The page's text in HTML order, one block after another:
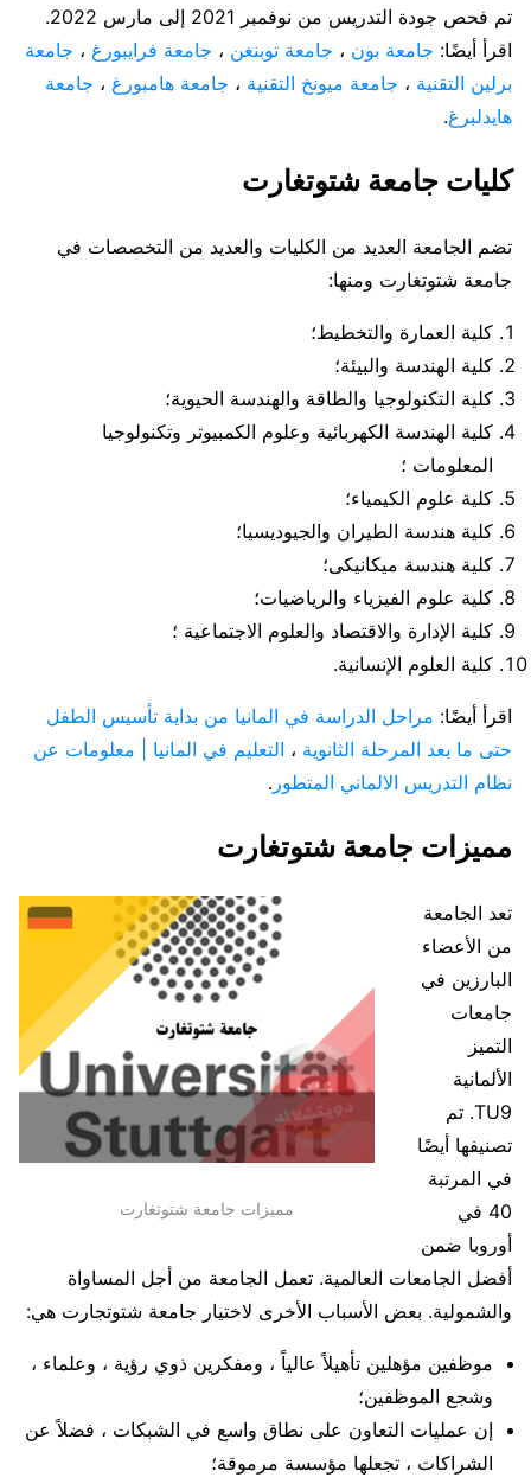
تم فحص جودة التدريس من نوفمبر 2021 إلى مارس 2022.
اقرأ أيضًا: جامعة بون ، جامعة توبنغن ، جامعة فرايبورغ ، جامعة
برلين التقنية ، جامعة ميونخ التقنية ، جامعة هامبورغ ، جامعة
هايدلبرغ.
كليات جامعة شتوتغارت
تضم الجامعة العديد من الكليات والعديد من التخصصات في
جامعة شتوتغارت ومنها:
كلية العمارة والتخطيط؛
كلية الهندسة والبيئة؛
كلية التكنولوجيا والطاقة والهندسة الحيوية؛
كلية الهندسة الكهربائية وعلوم الكمبيوتر وتكنولوجيا
المعلومات ؛
كلية علوم الكيمياء؛
كلية هندسة الطيران والجيوديسيا؛
كلية هندسة ميكانيكى؛
كلية علوم الفيزياء والرياضيات؛
كلية الإدارة والاقتصاد والعلوم الاجتماعية ؛
كلية العلوم الإنسانية.
اقرأ أيضًا: مراحل الدراسة في المانيا من بداية تأسيس الطفل
حتى ما بعد المرحلة الثانوية ، التعليم في المانيا | معلومات عن
نظام التدريس الالماني المتطور .
مميزات جامعة شتوتغارت
مميزات جامعة شتوتغارت
تعد الجامعة
من الأعضاء
البارزين في
جامعات
التميز
الألمانية
TU9. تم
تصنيفها أيضًا
في المرتبة
40 في
أوروبا ضمن
أفضل الجامعات العالمية. تعمل الجامعة من أجل المساواة
والشمولية. بعض الأسباب الأخرى لاختيار جامعة شتوتجارت هي:
موظفين مؤهلين تأهيلاً عالياً ، ومفكرين ذوي رؤية ، وعلماء ،
وشجع الموظفين؛
إن عمليات التعاون على نطاق واسع في الشبكات ، فضلاً عن
الشراكات ، تجعلها مؤسسة مرموقة؛